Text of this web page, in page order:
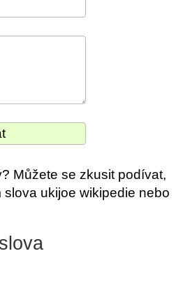
Můžete se zkusit podívat,
ukijoe wikipedie nebo